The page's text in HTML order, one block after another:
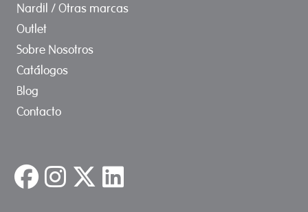
Nardil / Otras marcas
Outlet
Sobre Nosotros
Catálogos
Blog
Contacto